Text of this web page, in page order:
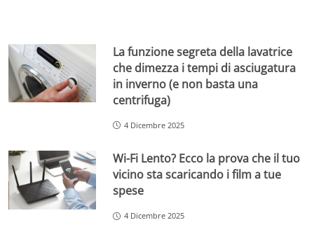
La funzione segreta della lavatrice
che dimezza i tempi di asciugatura
in inverno (e non basta una
centrifuga)
4 Dicembre 2025
Wi-Fi Lento? Ecco la prova che il tuo
vicino sta scaricando i film a tue
spese
4 Dicembre 2025